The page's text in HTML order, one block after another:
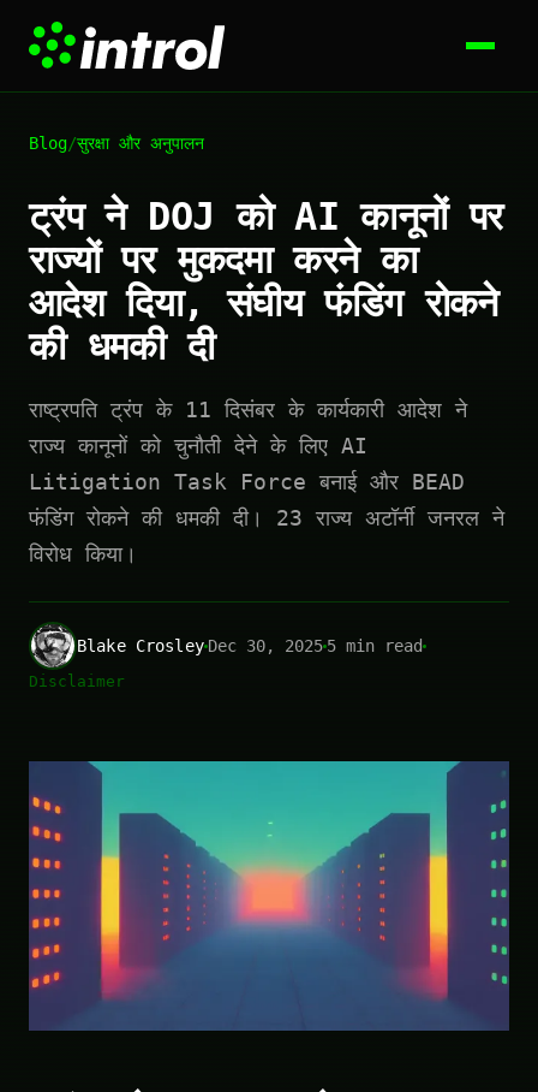
Blog/सुरक्षा और अनुपालन
ट्रंप ने DOJ को AI कानूनों पर
राज्यों पर मुकदमा करने का
आदेश दिया, संघीय फंडिंग रोकने
की धमकी दी
राष्ट्रपति ट्रंप के 11 दिसंबर के कार्यकारी आदेश ने
राज्य कानूनों को चुनौती देने के लिए AI
Litigation Task Force बनाई और BEAD
फंडिंग रोकने की धमकी दी। 23 राज्य अटॉर्नी जनरल ने
विरोध किया।
Blake CrosleyDec 30, 20255 min read
Disclaimer